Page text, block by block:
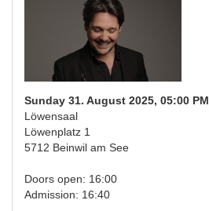
Sunday 31. August 2025, 05:00 PM
Löwensaal
Löwenplatz 1
5712 Beinwil am See
Doors open: 16:00
Admission: 16:40